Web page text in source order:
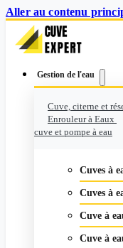
Aller au contenu
Gestion de l'eau
Cuve, citerne et
Enrouleur à Eaux
cuve et pompe à eau
Cuves à
Cuves à
Cuve à
Cuve à